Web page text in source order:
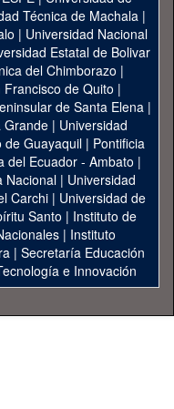
Técnica de Machala|
| Universidad Nacional
Estatal de Bolivar
del Chimborazo |
de Quito |
de Santa Elena|
Grande | Universidad
de Guayaquil| Pontificia
del Ecuador - Ambato |
Nacional| Universidad
Carchi| Universidad de
Santo | Instituto de
| Instituto
| Secretaría Educación
e Innovación